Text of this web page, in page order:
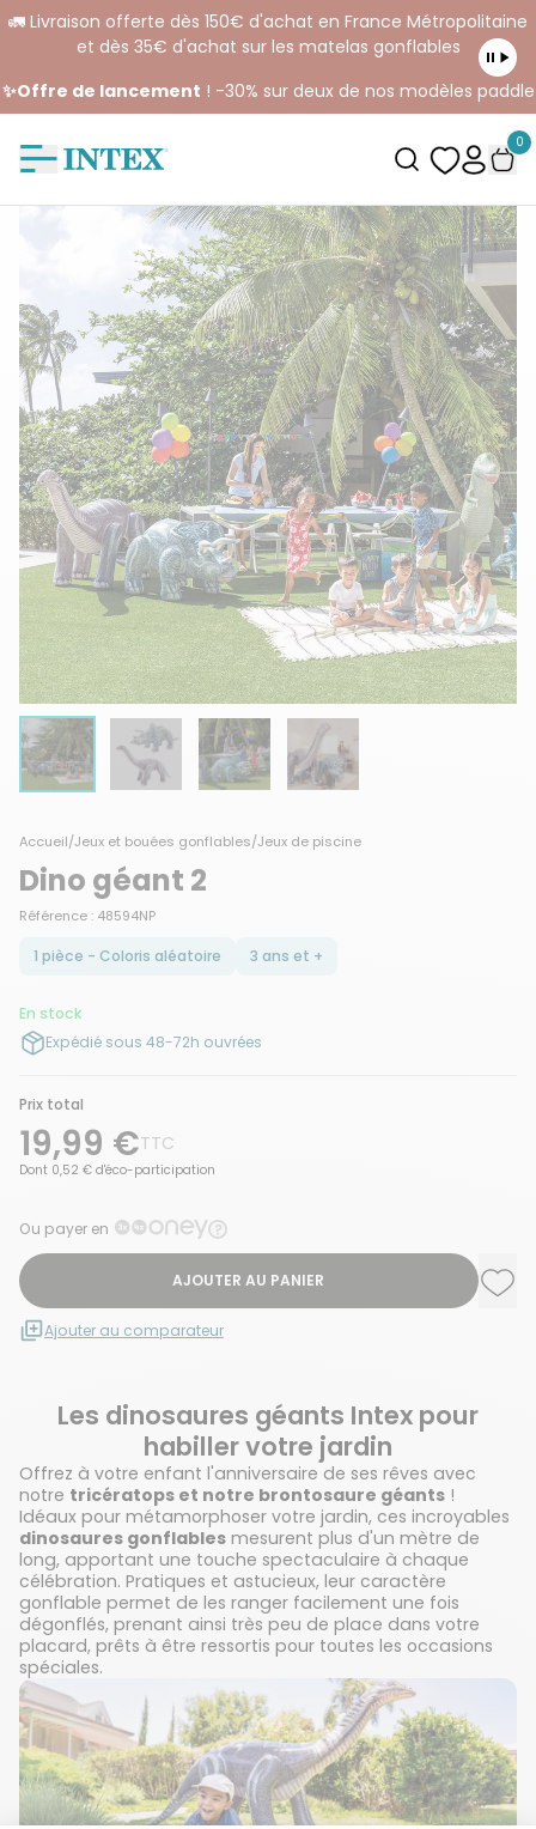
🚛 Livraison offerte dès 150€ d'achat en France Métropolitaine
et dès 35€ d'achat sur les matelas gonflables
✨Offre de lancement ! -30% sur deux de nos modèles paddle
0
Accueil/Jeux et bouées gonflables/Jeux de piscine
Dino géant 2
Référence : 48594NP
1 pièce - Coloris aléatoire 3 ans et +
En stock
Expédié sous 48-72h ouvrées
Prix total
19,99 €TTC
Dont 0,52 € d'éco-participation
Ou payer en
AJOUTER AU PANIER
Ajouter au comparateur
Les dinosaures géants Intex pour
habiller votre jardin
Offrez à votre enfant l'anniversaire de ses rêves avec
notre tricératops et notre brontosaure géants !
Idéaux pour métamorphoser votre jardin, ces incroyables
dinosaures gonflables mesurent plus d'un mètre de
long, apportant une touche spectaculaire à chaque
célébration. Pratiques et astucieux, leur caractère
gonflable permet de les ranger facilement une fois
dégonflés, prenant ainsi très peu de place dans votre
placard, prêts à être ressortis pour toutes les occasions
spéciales.